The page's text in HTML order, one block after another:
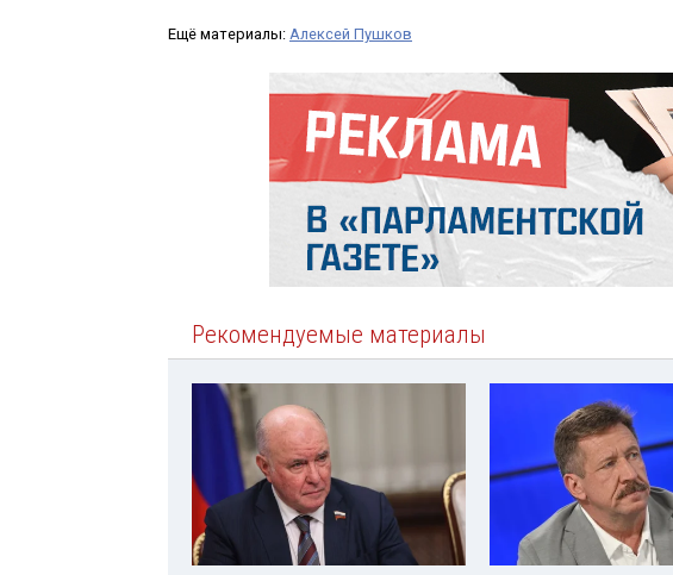
Ещё материалы: Алексей Пушков
Рекомендуемые материалы